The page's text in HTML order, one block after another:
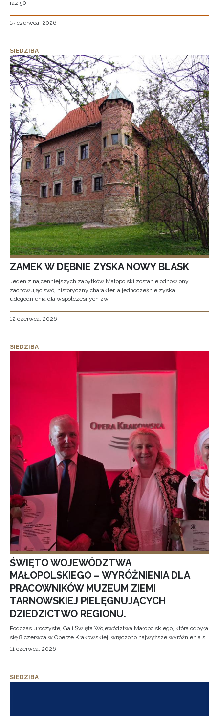
raz 50.
15 czerwca, 2026
SIEDZIBA
ZAMEK W DĘBNIE ZYSKA NOWY BLASK
Jeden z najcenniejszych zabytków Małopolski zostanie odnowiony,
zachowując swój historyczny charakter, a jednocześnie zyska
udogodnienia dla współczesnych zw
12 czerwca, 2026
SIEDZIBA
ŚWIĘTO WOJEWÓDZTWA
MAŁOPOLSKIEGO – WYRÓŻNIENIA DLA
PRACOWNIKÓW MUZEUM ZIEMI
TARNOWSKIEJ PIELĘGNUJĄCYCH
DZIEDZICTWO REGIONU.
Podczas uroczystej Gali Święta Województwa Małopolskiego, która odbyła
się 8 czerwca w Operze Krakowskiej, wręczono najwyższe wyróżnienia s
11 czerwca, 2026
SIEDZIBA